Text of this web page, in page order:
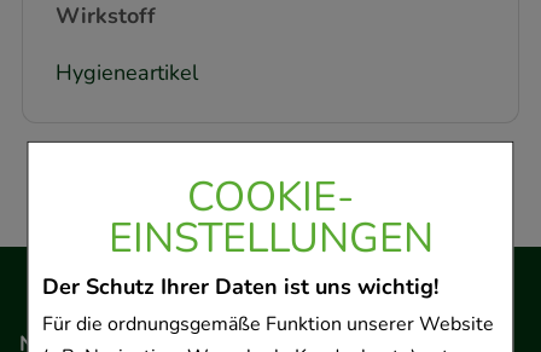
COOKIE-
EINSTELLUNGEN
Der Schutz Ihrer Daten ist uns wichtig!
Für die ordnungsgemäße Funktion unserer Website
Wirkstoff
Hygieneartikel
Navigation